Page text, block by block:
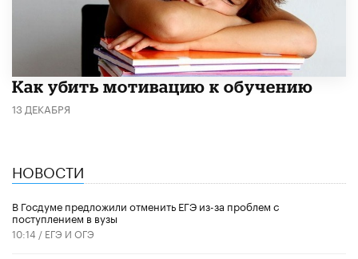
Как убить мотивацию к обучению
13 ДЕКАБРЯ
НОВОСТИ
В Госдуме предложили отменить ЕГЭ из-за проблем с
поступлением в вузы
10:14 / ЕГЭ И ОГЭ